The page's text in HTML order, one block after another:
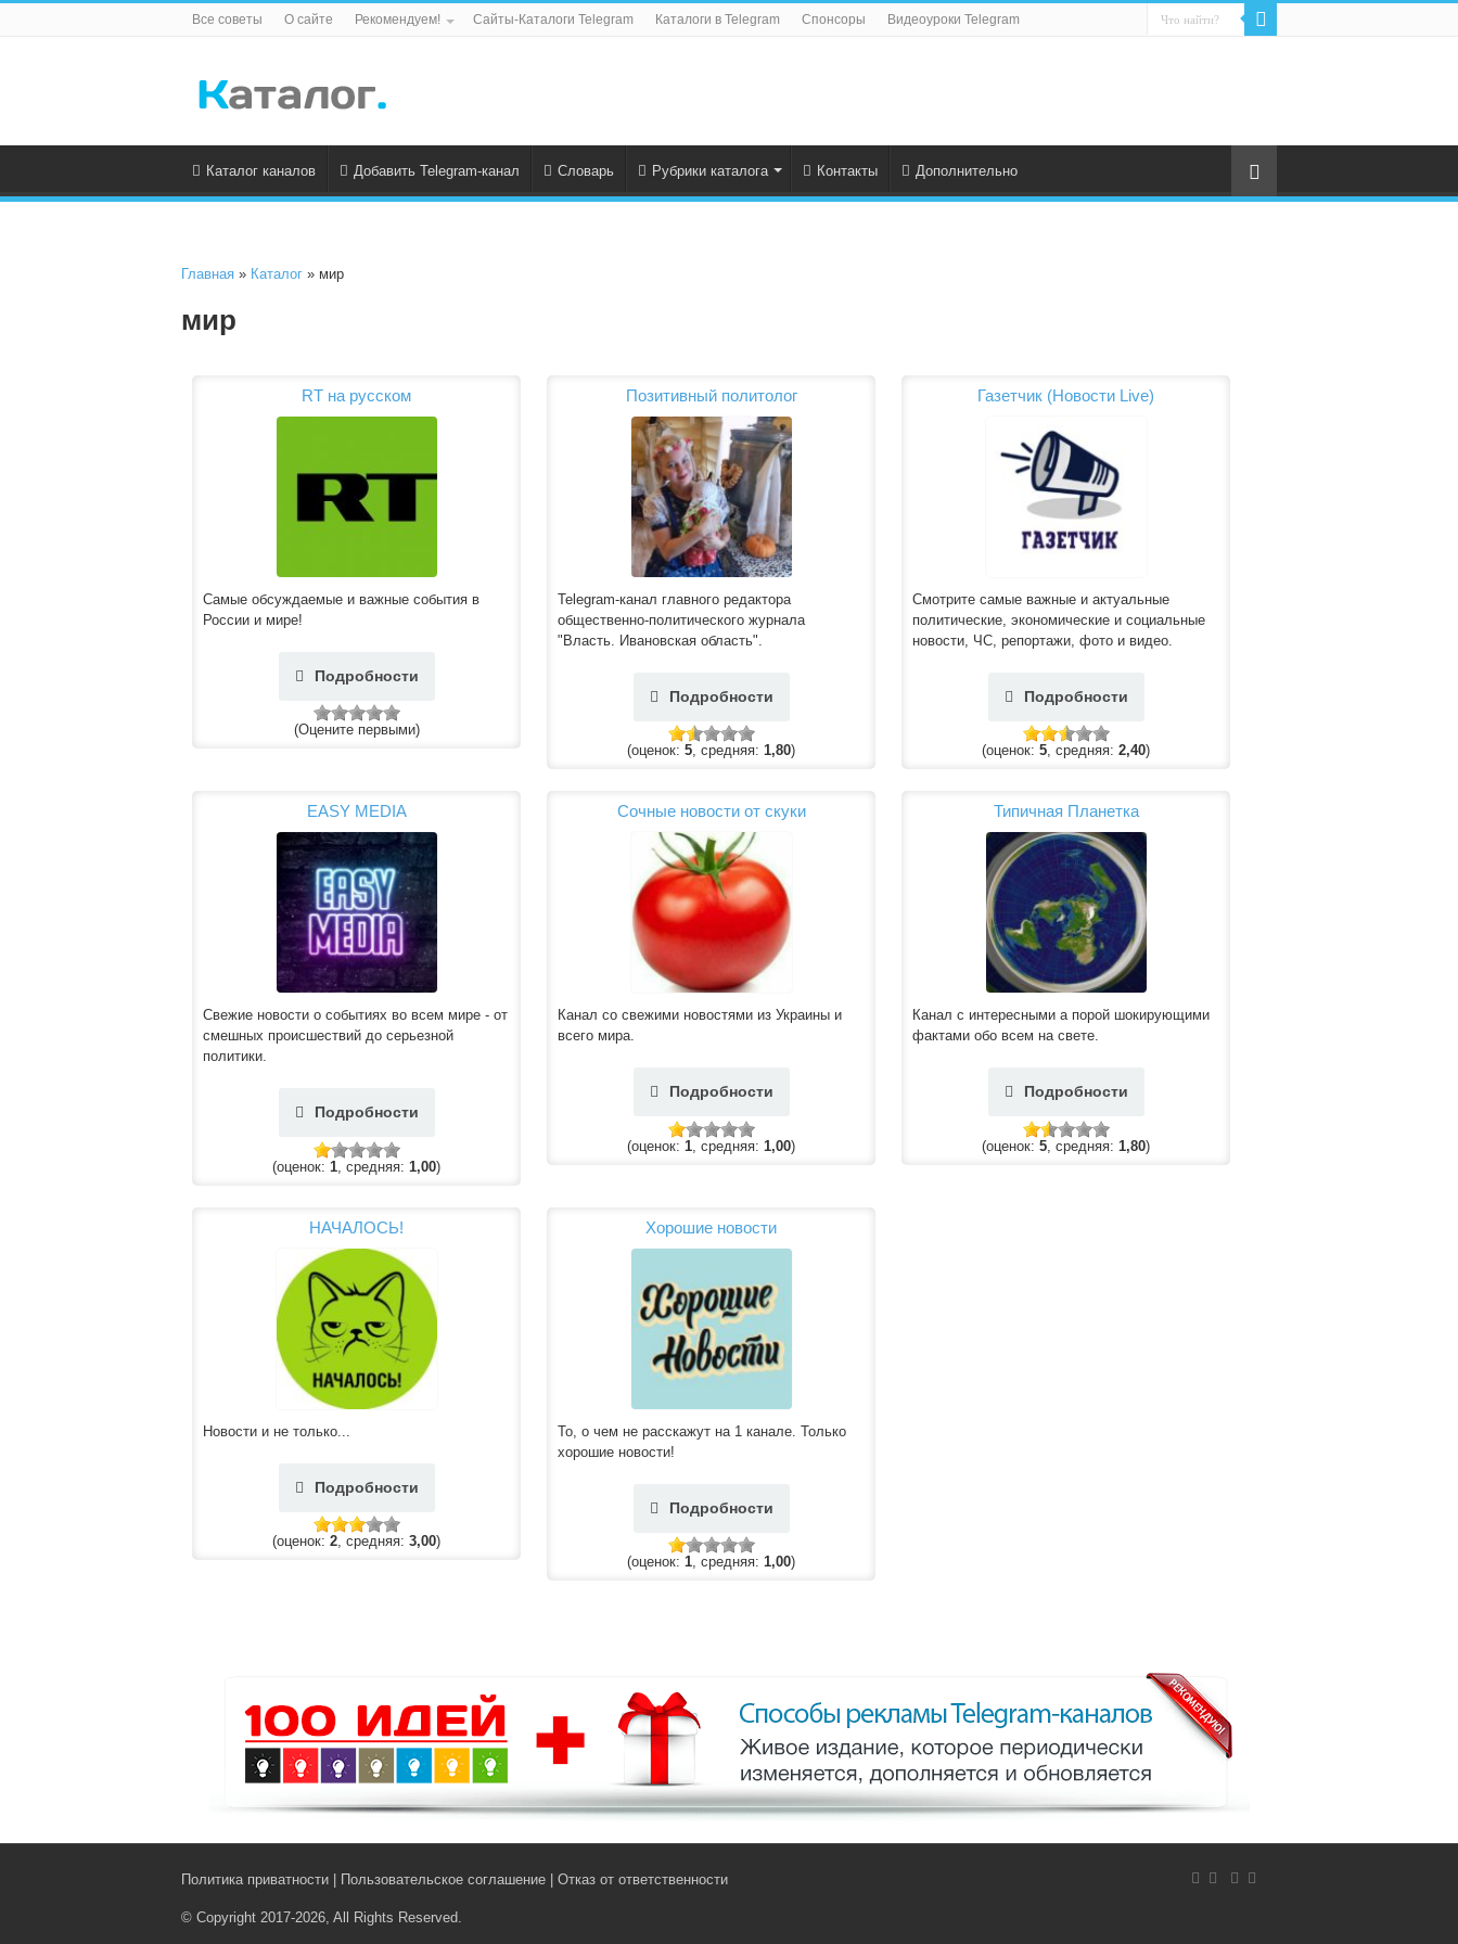
Все советы О сайте Рекомендуем! Сайты-Каталоги Telegram Каталоги в Telegram Спонсоры Видеоуроки Telegram
Каталог каналов Добавить Telegram-канал Словарь Рубрики каталога Контакты Дополнительно
Главная » Каталог » мир
мир
RT на русском
Самые обсуждаемые и важные события в
России и мире!
Подробности
(Оцените первыми)
Позитивный политолог
Telegram-канал главного редактора
общественно-политического журнала
"Власть. Ивановская область".
Подробности
(оценок: 5, средняя: 1,80)
Газетчик (Новости Live)
Смотрите самые важные и актуальные
политические, экономические и социальные
новости, ЧС, репортажи, фото и видео.
Подробности
(оценок: 5, средняя: 2,40)
EASY MEDIA
Свежие новости о событиях во всем мире - от
смешных происшествий до серьезной
политики.
Подробности
(оценок: 1 , средняя: 1,00)
Сочные новости от скуки
Канал со свежими новостями из Украины и
всего мира.
Подробности
(оценок: 1 , средняя: 1,00)
Типичная Планетка
Канал с интересными а порой шокирующими
фактами обо всем на свете.
Подробности
(оценок: 5 , средняя: 1,80)
НАЧАЛОСЬ!
Новости и не только...
Подробности
(оценок: 2, средняя: 3,00)
Хорошие новости
То, о чем не расскажут на 1 канале. Только
хорошие новости!
Подробности
(оценок: 1, средняя: 1,00)
Политика приватности Пользовательское соглашение Отказ от ответственности
© Copyright 2017-2026, All Rights Reserved.